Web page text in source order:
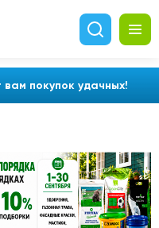
покупок удачных!